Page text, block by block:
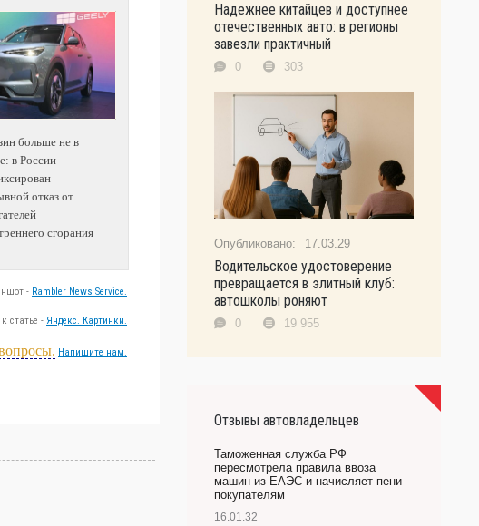
больше не в
в России
отказ от
сгорания
- Rambler News Service.
статье - Яндекс. Картинки.
Напишите нам.
Надежнее китайцев и доступнее
отечественных авто: в регионы
завезли практичный
0 303
17.03.29
Водительское удостоверение
превращается в элитный клуб:
автошколы роняют
0 19 955
Отзывы автовладельцев
Таможенная служба РФ
пересмотрела правила ввоза
машин из ЕАЭС и начисляет пени
покупателям
16.01.32